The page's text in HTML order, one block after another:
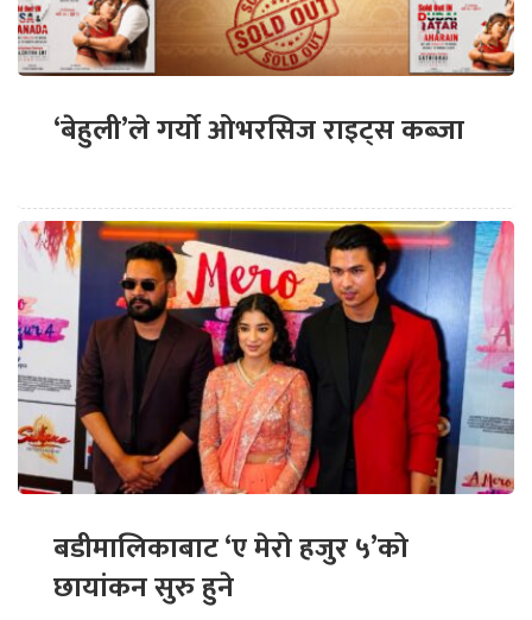
‘बेहुली’ले गर्यो ओभरसिज राइट्स कब्जा
बडीमालिकाबाट ‘ए मेरो हजुर ५’को
छायांकन सुरु हुने